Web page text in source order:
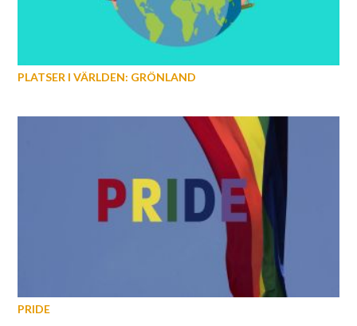
PLATSER I VÄRLDEN: GRÖNLAND
PRIDE